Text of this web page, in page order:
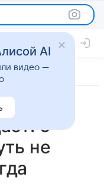
5
не
AI
видео —